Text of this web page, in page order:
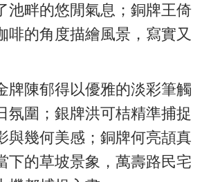
池畔的悠閒氣息；銅牌王倚
啡的角度描繪風景，寫實又
牌陳郁得以優雅的淡彩筆觸
氛圍；銀牌洪可桔精準捕捉
與幾何美感；銅牌何亮頡真
下的草坡景象，萬壽路民宅